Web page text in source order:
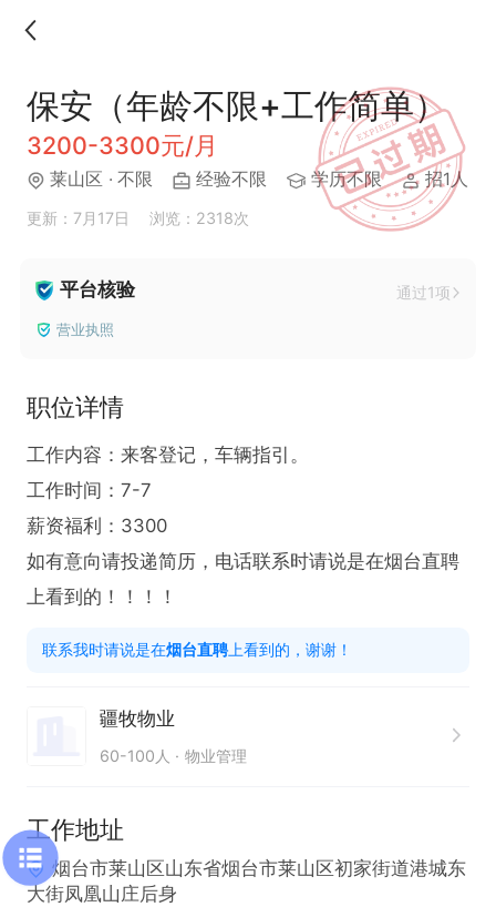
保安（年龄不限+工作简单）
3200-3300元/月
莱山区 · 不限 经验不限 学历不限 招1人
更新：7月17日 浏览：2318次
平台核验 通过1项
营业执照
职位详情
工作内容：来客登记，车辆指引。
工作时间：7-7
薪资福利：3300
如有意向请投递简历，电话联系时请说是在烟台直聘
上看到的！！！！
联系我时请说是在烟台直聘 上看到的，谢谢！
疆牧物业
60-100人 物业管理
工作地址
烟台市莱山区山东省烟台市莱山区初家街道港城东
大街凤凰山庄后身